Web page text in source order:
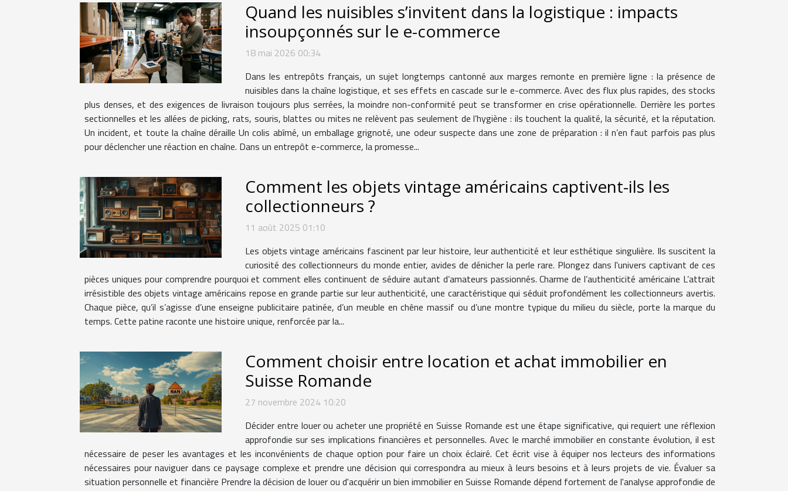
Quand les nuisibles s’invitent dans la logistique : impacts
insoupçonnés sur le e-commerce
18 mai 2026 00:34
Dans les entrepôts français, un sujet longtemps cantonné aux marges remonte en première ligne : la présence de
nuisibles dans la chaîne logistique, et ses effets en cascade sur le e-commerce. Avec des flux plus rapides, des stocks
plus denses, et des exigences de livraison toujours plus serrées, la moindre non-conformité peut se transformer en crise opérationnelle. Derrière les portes
sectionnelles et les allées de picking, rats, souris, blattes ou mites ne relèvent pas seulement de l’hygiène : ils touchent la qualité, la sécurité, et la réputation.
Un incident, et toute la chaîne déraille Un colis abîmé, un emballage grignoté, une odeur suspecte dans une zone de préparation : il n’en faut parfois pas plus
pour déclencher une réaction en chaîne. Dans un entrepôt e-commerce, la promesse...
Comment les objets vintage américains captivent-ils les
collectionneurs ?
11 août 2025 01:10
Les objets vintage américains fascinent par leur histoire, leur authenticité et leur esthétique singulière. Ils suscitent la
curiosité des collectionneurs du monde entier, avides de dénicher la perle rare. Plongez dans l'univers captivant de ces
pièces uniques pour comprendre pourquoi et comment elles continuent de séduire autant d’amateurs passionnés. Charme de l’authenticité américaine L’attrait
irrésistible des objets vintage américains repose en grande partie sur leur authenticité, une caractéristique qui séduit profondément les collectionneurs avertis.
Chaque pièce, qu’il s’agisse d’une enseigne publicitaire patinée, d’un meuble en chêne massif ou d’une montre typique du milieu du siècle, porte la marque du
temps. Cette patine raconte une histoire unique, renforcée par la...
Comment choisir entre location et achat immobilier en
Suisse Romande
27 novembre 2024 10:20
Décider entre louer ou acheter une propriété en Suisse Romande est une étape significative, qui requiert une réflexion
approfondie sur ses implications financières et personnelles. Avec le marché immobilier en constante évolution, il est
nécessaire de peser les avantages et les inconvénients de chaque option pour faire un choix éclairé. Cet écrit vise à équiper nos lecteurs des informations
nécessaires pour naviguer dans ce paysage complexe et prendre une décision qui correspondra au mieux à leurs besoins et à leurs projets de vie. Évaluer sa
situation personnelle et financière Prendre la décision de louer ou d'acquérir un bien immobilier en Suisse Romande dépend fortement de l'analyse approfondie de